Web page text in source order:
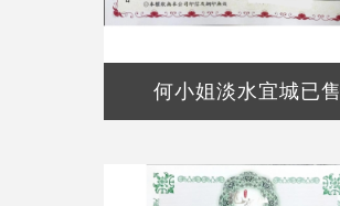
何小姐淡水宜城已售